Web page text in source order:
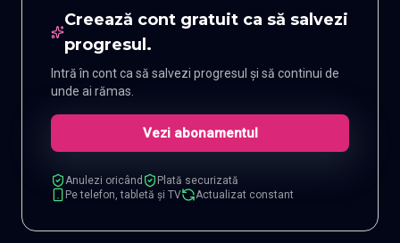
Creează cont gratuit ca să salvezi
progresul.
Intră în cont ca să salvezi progresul și să continui de
unde ai rămas.
Vezi abonamentul
Anulezi oricând
Plată securizată
Pe telefon, tabletă și TV
Actualizat constant